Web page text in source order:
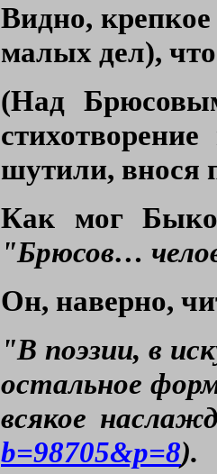
Видно,
малых дел),
(Над
шутили, внося
Как мог
"Брюсов…
Он, наверно,
"В поэзии, в
остальное
всякое
b=98705&p=8).